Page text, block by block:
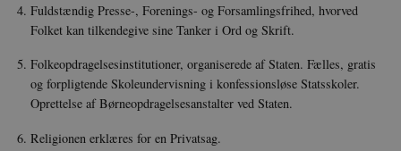
Fuldstændig Presse-, Forenings- og Forsamlingsfrihed, hvorved
Folket kan tilkendegive sine Tanker i Ord og Skrift.
Folkeopdragelsesinstitutioner, organiserede af Staten. Fælles, gratis
og forpligtende Skoleundervisning i konfessionsløse Statsskoler.
Oprettelse af Børneopdragelsesanstalter ved Staten.
Religionen erklæres for en Privatsag.